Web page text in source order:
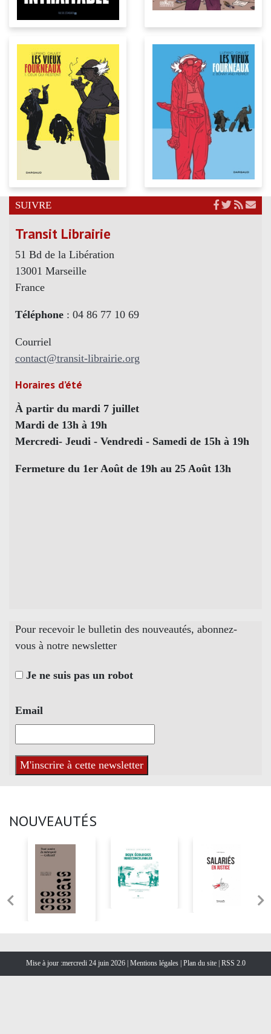
SUIVRE
Transit Librairie
51 Bd de la Libération
13001 Marseille
France
Téléphone : 04 86 77 10 69
Courriel
contact@transit-librairie.org
Horaires d’été
À partir du mardi 7 juillet
Mardi de 13h à 19h
Mercredi- Jeudi - Vendredi - Samedi de 15h à 19h
Fermeture du 1er Août de 19h au 25 Août 13h
Pour recevoir le bulletin des nouveautés, abonnez-
vous à notre newsletter
Je ne suis pas un robot
Email
NOUVEAUTÉS
Mise à jour :mercredi 24 juin 2026 | Mentions légales | Plan du site |RSS 2.0